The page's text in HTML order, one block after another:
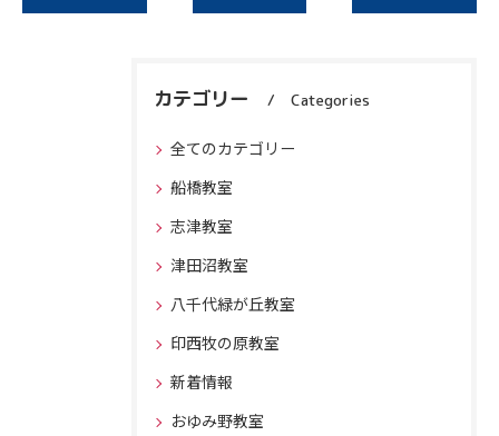
カテゴリー Categories
全てのカテゴリー
船橋教室
志津教室
津田沼教室
八千代緑が丘教室
印西牧の原教室
新着情報
おゆみ野教室